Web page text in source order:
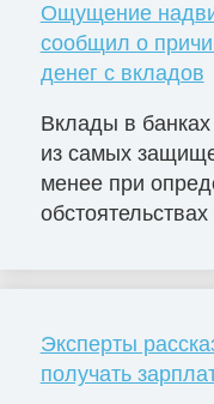
Ощущение
сообщил о
денег с вкладов
Вклады в
из самых
менее при
Эксперты
получать